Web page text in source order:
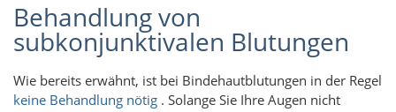
Behandlung von
subkonjunktivalen Blutungen
Wie bereits erwähnt, ist bei Bindehautblutungen in der Regel
keine Behandlung nötig . Solange Sie Ihre Augen nicht